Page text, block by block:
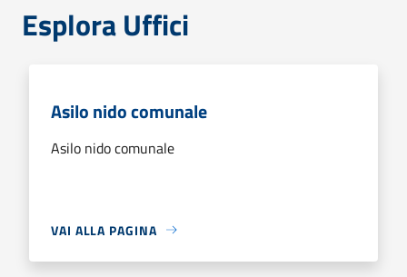
Esplora Uffici
Asilo nido comunale
Asilo nido comunale
VAI ALLA PAGINA